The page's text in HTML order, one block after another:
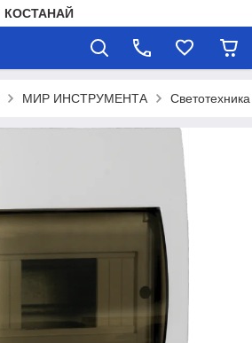
КОСТАНАЙ
МИР ИНСТРУМЕНТА Светотехника